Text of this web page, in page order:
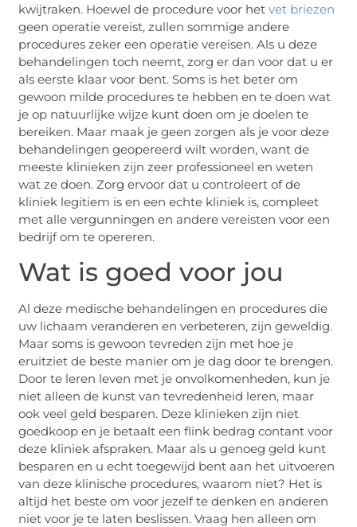
kwijtraken. Hoewel de procedure voor hetvet briezen
geen operatie vereist, zullen sommige andere
procedures zeker een operatie vereisen. Als u deze
behandelingen toch neemt, zorg er dan voor dat u er
als eerste klaar voor bent. Soms is het beter om
gewoon milde procedures te hebben en te doen wat
je op natuurlijke wijze kunt doen om je doelen te
bereiken. Maar maak je geen zorgen als je voor deze
behandelingen geopereerd wilt worden, want de
meeste klinieken zijn zeer professioneel en weten
wat ze doen. Zorg ervoor dat u controleert of de
kliniek legitiem is en een echte kliniek is, compleet
met alle vergunningen en andere vereisten voor een
bedrijf om te opereren.
Wat is goed voor jou
Al deze medische behandelingen en procedures die
uw lichaam veranderen en verbeteren, zijn geweldig.
Maar soms is gewoon tevreden zijn met hoe je
eruitziet de beste manier om je dag door te brengen.
Door te leren leven met je onvolkomenheden, kun je
niet alleen de kunst van tevredenheid leren, maar
ook veel geld besparen. Deze klinieken zijn niet
goedkoop en je betaalt een flink bedrag contant voor
deze kliniek afspraken. Maar als u genoeg geld kunt
besparen en u echt toegewijd bent aan het uitvoeren
van deze klinische procedures, waarom niet? Het is
altijd het beste om voor jezelf te denken en anderen
niet voor je te laten beslissen. Vraag hen alleen om